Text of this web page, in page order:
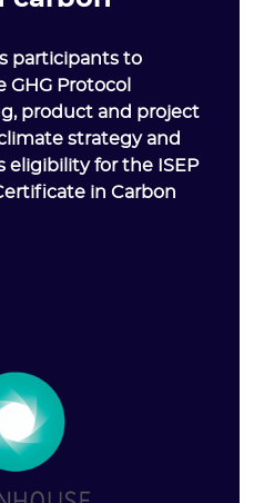
participants to
Protocol
product and project
strategy and
eligibility for the ISEP
in Carbon